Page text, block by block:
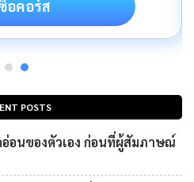
POSTS
อนของตัวเอง ก่อนที่ผู้สัมภาษณ์
อคอร์ส